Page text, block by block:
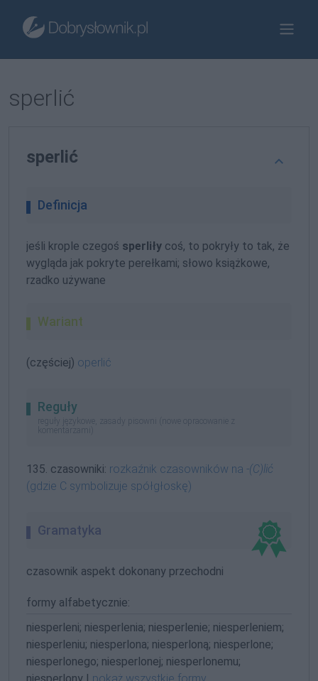
sperlić
sperlić
Definicja
jeśli krople czegoś sperliły coś, to pokryły to tak, że
wygląda jak pokryte perełkami; słowo książkowe,
rzadko używane
Wariant
(częściej) operlić
Reguły
reguły językowe, zasady pisowni (nowe opracowanie z
komentarzami)
135. czasowniki: rozkaźnik czasowników na -(C)lić
(gdzie C symbolizuje spółgłoskę)
Gramatyka
czasownik aspekt dokonany przechodni
formy alfabetycznie:
niesperleni; niesperlenia; niesperlenie; niesperleniem;
niesperleniu; niesperlona; niesperloną; niesperlone;
niesperlonego; niesperlonej; niesperlonemu;
niesperlony | pokaż wszystkie formy